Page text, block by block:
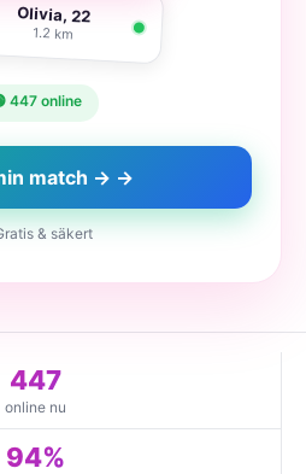
Olivia, 22
1.2 km
447 online
match → →
& säkert
447
online nu
94%